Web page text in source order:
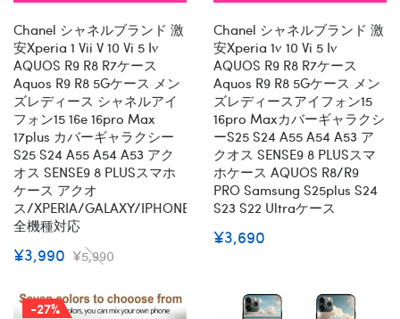
Chanel シャネルブランド 激
安xperia 1 Vii V 10 Vi 5 Iv
AQUOS R9 R8 R7ケース
Aquos R9 R8 5Gケース メン
ズレディース シャネルアイ
フォン15 16e 16pro Max
17plus カバーギャラクシー
S25 S24 A55 A54 A53 アク
オス SENSE9 8 PLUSスマホ
ケース アクオ
ス/XPERIA/GALAXY/IPHONE
全機種対応
¥3,990 ¥5,990
Chanel シャネルブランド 激
安xperia 1v 10 Vi 5 Iv
AQUOS R9 R8 R7ケース
Aquos R9 R8 5Gケース メン
ズレディースアイフォン15
16pro Maxカバーギャラクシ
ーs25 S24 A55 A54 A53 ア
クオス SENSE9 8 PLUSスマ
ホケース AQUOS R8/R9
PRO Samsung S25plus S24
S23 S22 Ultraケース
¥3,690
-27%